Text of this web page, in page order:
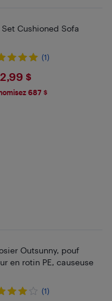
Cushioned Sofa
(1)
$
687 $
Outsunny, pouf
en rotin PE, causeuse
(1)